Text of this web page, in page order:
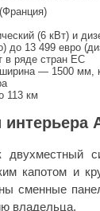
(6 кВт) и
до 13 499 евро
в ряде стран ЕС
— 1500 мм,
113 км
двухместный
капотом и
сменные
владельца.